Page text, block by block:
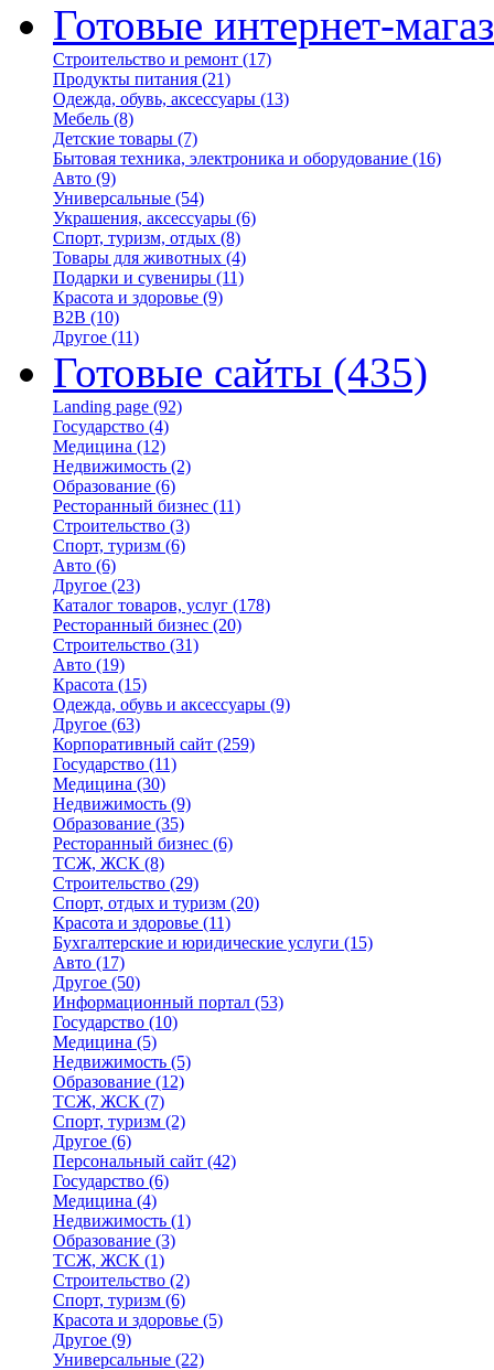
Готовые интернет-
Строительство и ремонт (17)
Продукты питания (21)
Одежда, обувь, аксессуары (13)
Мебель (8)
Детские товары (7)
Бытовая техника, электроника и оборудование (16)
Авто (9)
Универсальные (54)
Украшения, аксессуары (6)
Спорт, туризм, отдых (8)
Товары для животных (4)
Подарки и сувениры (11)
Красота и здоровье (9)
B2B (10)
Другое (11)
Готовые сайты (435)
Landing page (92)
Государство (4)
Медицина (12)
Недвижимость (2)
Образование (6)
Ресторанный бизнес (11)
Строительство (3)
Спорт, туризм (6)
Авто (6)
Другое (23)
Каталог товаров, услуг (178)
Ресторанный бизнес (20)
Строительство (31)
Авто (19)
Красота (15)
Одежда, обувь и аксессуары (9)
Другое (63)
Корпоративный сайт (259)
Государство (11)
Медицина (30)
Недвижимость (9)
Образование (35)
Ресторанный бизнес (6)
ТСЖ, ЖСК (8)
Строительство (29)
Спорт, отдых и туризм (20)
Красота и здоровье (11)
Бухгалтерские и юридические услуги (15)
Авто (17)
Другое (50)
Информационный портал (53)
Государство (10)
Медицина (5)
Недвижимость (5)
Образование (12)
ТСЖ, ЖСК (7)
Спорт, туризм (2)
Другое (6)
Персональный сайт (42)
Государство (6)
Медицина (4)
Недвижимость (1)
Образование (3)
ТСЖ, ЖСК (1)
Строительство (2)
Спорт, туризм (6)
Красота и здоровье (5)
Другое (9)
Универсальные (22)